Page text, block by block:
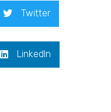
Twitter
LinkedIn